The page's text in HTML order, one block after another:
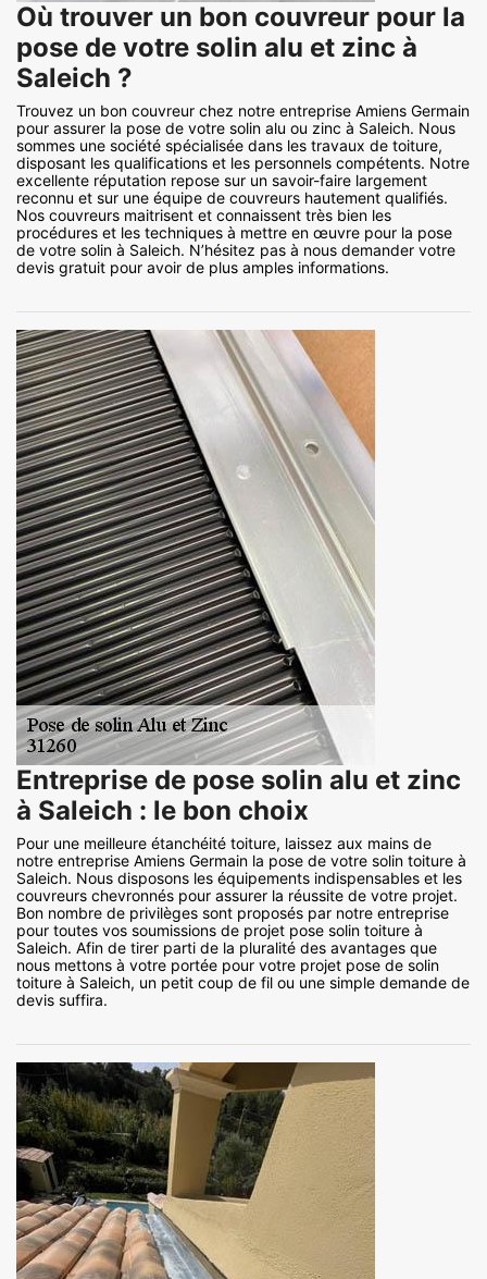
Où trouver un bon couvreur pour la
pose de votre solin alu et zinc à
Saleich ?
Trouvez un bon couvreur chez notre entreprise Amiens Germain
pour assurer la pose de votre solin alu ou zinc à Saleich. Nous
sommes une société spécialisée dans les travaux de toiture,
disposant les qualifications et les personnels compétents. Notre
excellente réputation repose sur un savoir-faire largement
reconnu et sur une équipe de couvreurs hautement qualifiés.
Nos couvreurs maitrisent et connaissent très bien les
procédures et les techniques à mettre en œuvre pour la pose
de votre solin à Saleich. N’hésitez pas à nous demander votre
devis gratuit pour avoir de plus amples informations.
Entreprise de pose solin alu et zinc
à Saleich : le bon choix
Pour une meilleure étanchéité toiture, laissez aux mains de
notre entreprise Amiens Germain la pose de votre solin toiture à
Saleich. Nous disposons les équipements indispensables et les
couvreurs chevronnés pour assurer la réussite de votre projet.
Bon nombre de privilèges sont proposés par notre entreprise
pour toutes vos soumissions de projet pose solin toiture à
Saleich. Afin de tirer parti de la pluralité des avantages que
nous mettons à votre portée pour votre projet pose de solin
toiture à Saleich, un petit coup de fil ou une simple demande de
devis suffira.